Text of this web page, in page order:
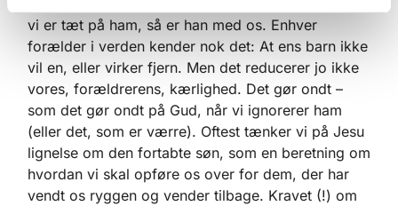
ønsker vor kærlighed og nærhed – men uanset om
vi er tæt på ham, så er han med os. Enhver
forælder i verden kender nok det: At ens barn ikke
vil en, eller virker fjern. Men det reducerer jo ikke
vores, forældrerens, kærlighed. Det gør ondt –
som det gør ondt på Gud, når vi ignorerer ham
(eller det, som er værre). Oftest tænker vi på Jesu
lignelse om den fortabte søn, som en beretning om
hvordan vi skal opføre os over for dem, der har
vendt os ryggen og vender tilbage. Kravet (!) om